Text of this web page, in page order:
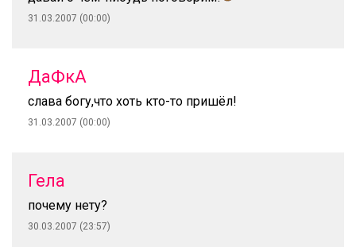
31.03.2007 (00:00)
ДаФкА
слава богу,что хоть кто-то пришёл!
31.03.2007 (00:00)
Гела
почему нету?
30.03.2007 (23:57)